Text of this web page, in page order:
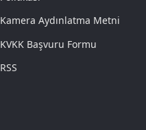
Kamera Aydınlatma Metni
KVKK Başvuru Formu
RSS